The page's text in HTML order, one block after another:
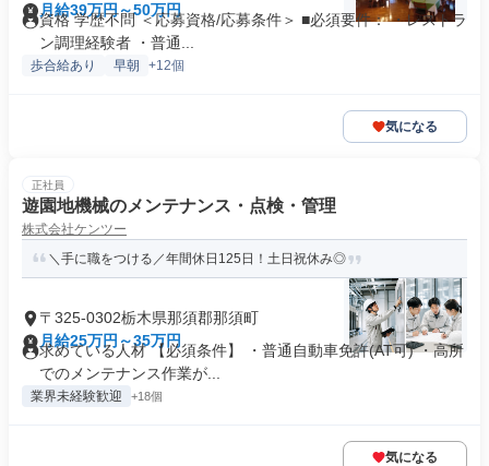
月給39万円～50万円
資格 学歴不問 ＜応募資格/応募条件＞ ■必須要件： ・レストラ
ン調理経験者 ・普通...
歩合給あり 早朝 +12個
気になる
正社員
遊園地機械のメンテナンス・点検・管理
株式会社ケンツー
＼手に職をつける／年間休日125日！土日祝休み◎
〒325-0302栃木県那須郡那須町
月給25万円～35万円
求めている人材 【必須条件】 ・普通自動車免許(AT可) ・高所
でのメンテナンス作業が...
業界未経験歓迎 +18個
気になる